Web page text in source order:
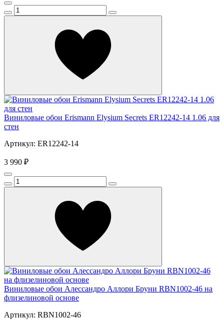
Виниловые обои Erismann Elysium Secrets ER12242-14 1.06 для
стен
Артикул: ER12242-14
3 990 ₽
Виниловые обои Алессандро Аллори Бруни RBN1002-46 на
флизелиновой основе
Артикул: RBN1002-46